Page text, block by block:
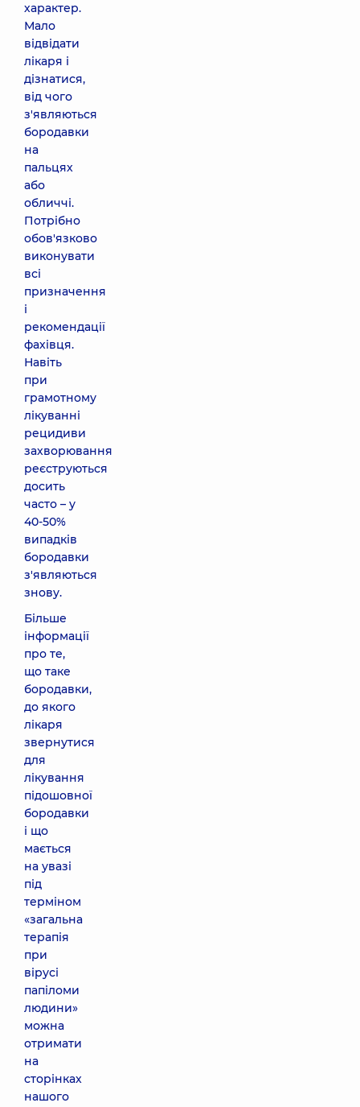
характер.
Мало
відвідати
лікаря і
дізнатися,
від чого
з'являються
бородавки
на
пальцях
або
обличчі.
Потрібно
обов'язково
виконувати
всі
призначення
і
рекомендації
фахівця.
Навіть
при
грамотному
лікуванні
рецидиви
захворювання
реєструються
досить
часто – у
40-50%
випадків
бородавки
з'являються
знову.
Більше
інформації
про те,
що таке
бородавки,
до якого
лікаря
звернутися
для
лікування
підошовної
бородавки
і що
мається
на увазі
під
терміном
«загальна
терапія
при
вірусі
папіломи
людини»
можна
отримати
на
сторінках
нашого